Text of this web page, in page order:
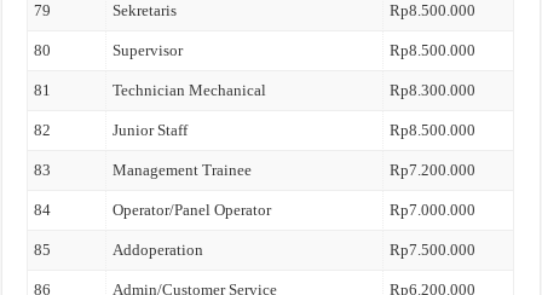
79 Sekretaris Rp8.500.000
80 Supervisor Rp8.500.000
81 Technician Mechanical Rp8.300.000
82 Junior Staff Rp8.500.000
83 Management Trainee Rp7.200.000
84 Operator/Panel Operator Rp7.000.000
85 Addoperation Rp7.500.000
86 Admin/Customer Service Rp6.200.000